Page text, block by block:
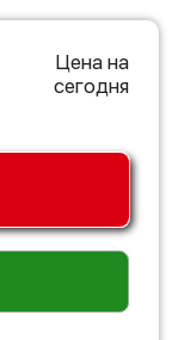
Цена на
сегодня